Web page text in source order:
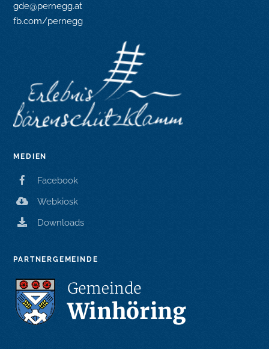
gde@pernegg.at
fb.com/pernegg
MEDIEN
Facebook
Webkiosk
Downloads
PARTNERGEMEINDE